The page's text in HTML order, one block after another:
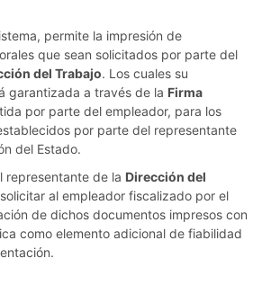
permite la impresión de
que sean solicitados por parte del
del Trabajo. Los cuales su
garantizada a través de la Firma
por parte del empleador, para los
por parte del representante
del Estado.
representante de la Dirección del
al empleador fiscalizado por el
de dichos documentos impresos con
como elemento adicional de fiabilidad